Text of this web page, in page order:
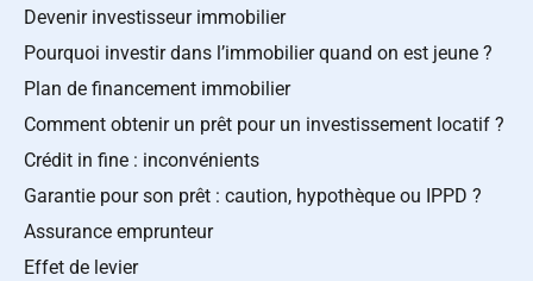
Devenir investisseur immobilier
Pourquoi investir dans l’immobilier quand on est jeune ?
Plan de financement immobilier
Comment obtenir un prêt pour un investissement locatif ?
Crédit in fine : inconvénients
Garantie pour son prêt : caution, hypothèque ou IPPD ?
Assurance emprunteur
Effet de levier